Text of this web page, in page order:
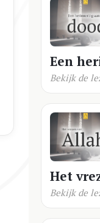
Een
Bekijk de
Het
Bekijk de